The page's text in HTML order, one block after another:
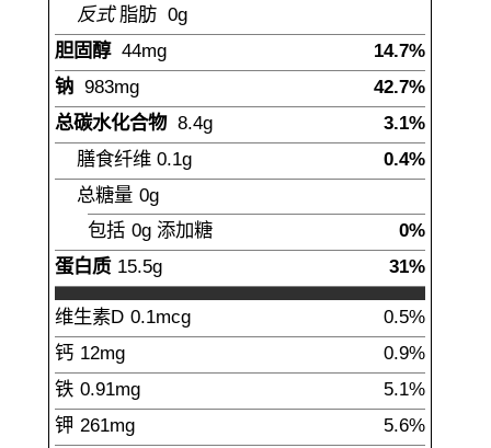
反式脂肪 0g
胆固醇 44mg
14.7%
钠 983mg
42.7%
总碳水化合物 8.4g
3.1%
膳食纤维 0.1g
0.4%
总糖量 0g
包括 0g 添加糖
0%
蛋白质 15.5g 31%
维生素D 0.1mcg
0.5%
钙 12mg
0.9%
铁 0.91mg
5.1%
钾 261mg 5.6%